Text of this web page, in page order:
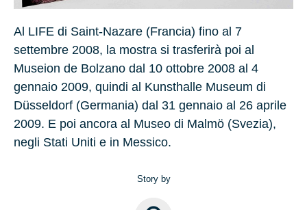
Al LIFE di Saint-Nazare (Francia) fino al 7
settembre 2008, la mostra si trasferirà poi al
Museion de Bolzano dal 10 ottobre 2008 al 4
gennaio 2009, quindi al Kunsthalle Museum di
Düsseldorf (Germania) dal 31 gennaio al 26 aprile
2009. E poi ancora al Museo di Malmö (Svezia),
negli Stati Uniti e in Messico.
Story by